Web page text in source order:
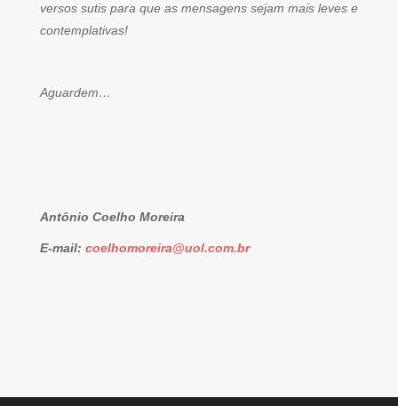
versos sutis para que as mensagens sejam mais leves e
contemplativas!
Aguardem…
Antônio Coelho Moreira
E-mail: coelhomoreira@uol.com.br